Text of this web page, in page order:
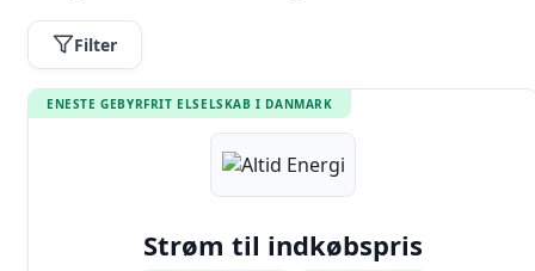
Filter
ENESTE GEBYRFRIT ELSELSKAB I DANMARK
Strøm til indkøbspris